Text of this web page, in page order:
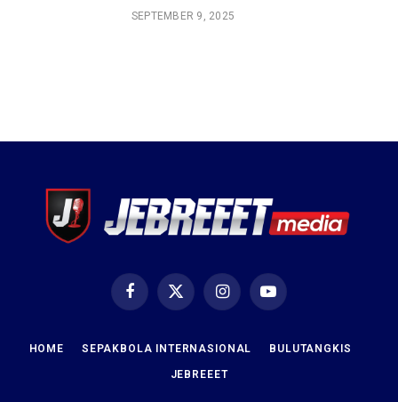
SEPTEMBER 9, 2025
FacebookX
(Twitter)
InstagramYouTube
HOME SEPAKBOLA INTERNASIONAL BULUTANGKIS
JEBREEET